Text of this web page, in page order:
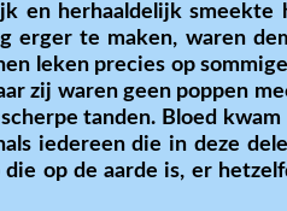
en herhaaldelijk
erger te maken, waren
leken precies op
zij waren geen poppen
tanden. Bloed
iedereen die in deze
op de aarde is, er